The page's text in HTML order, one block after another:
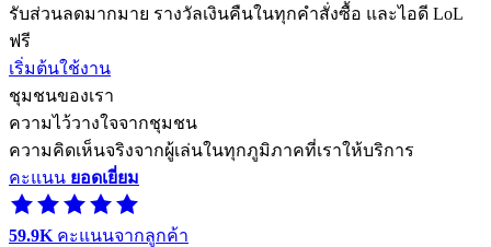
รับส่วนลดมากมาย รางวัลเงินคืนในทุกคำสั่งซื้อ และไอดี LoL
ฟรี
เริ่มต้นใช้งาน
ชุมชนของเรา
ความไว้วางใจจากชุมชน
ความคิดเห็นจริงจากผู้เล่นในทุกภูมิภาคที่เราให้บริการ
คะแนน ยอดเยี่ยม
59.9K คะแนนจากลูกค้า